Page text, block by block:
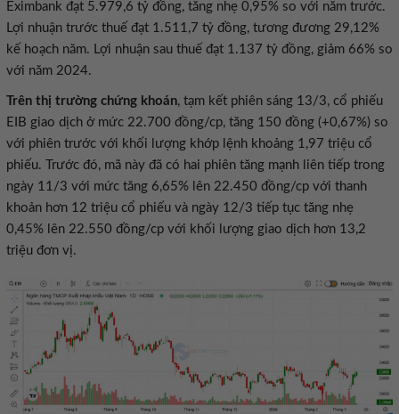
Eximbank đạt 5.979,6 tỷ đồng, tăng nhẹ 0,95% so với năm trước.
Lợi nhuận trước thuế đạt 1.511,7 tỷ đồng, tương đương 29,12%
kế hoạch năm. Lợi nhuận sau thuế đạt 1.137 tỷ đồng, giảm 66% so
với năm 2024.
Trên thị trường chứng khoán, tạm kết phiên sáng 13/3, cổ phiếu
EIB giao dịch ở mức 22.700 đồng/cp, tăng 150 đồng (+0,67%) so
với phiên trước với khối lượng khớp lệnh khoảng 1,97 triệu cổ
phiếu. Trước đó, mã này đã có hai phiên tăng mạnh liên tiếp trong
ngày 11/3 với mức tăng 6,65% lên 22.450 đồng/cp với thanh
khoản hơn 12 triệu cổ phiếu và ngày 12/3 tiếp tục tăng nhẹ
0,45% lên 22.550 đồng/cp với khối lượng giao dịch hơn 13,2
triệu đơn vị.